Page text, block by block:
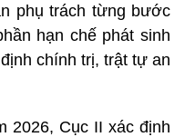
phụ trách từng bước
hạn chế phát sinh
chính trị, trật tự an
2026, Cục II xác định